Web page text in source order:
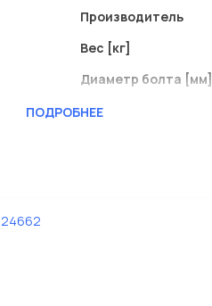
Производитель
Вес [кг]
Диаметр болта [мм]
Длина [мм]
ПОДРОБНЕЕ
24662